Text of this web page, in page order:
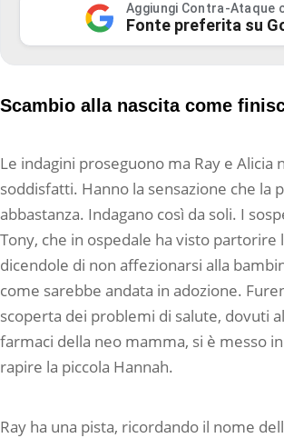
Aggiungi Contra-Ataque
Fonte preferita su
Scambio alla nascita come
Le indagini proseguono ma Ray e Alicia
soddisfatti. Hanno la sensazione che la
abbastanza. Indagano così da soli. I
Tony, che in ospedale ha visto partorire
dicendole di non affezionarsi alla
come sarebbe andata in adozione.
scoperta dei problemi di salute, dovuti
farmaci della neo mamma, si è messo
rapire la piccola Hannah.
Ray ha una pista, ricordando il nome